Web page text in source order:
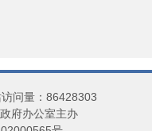
问量：86428303
府办公室主办